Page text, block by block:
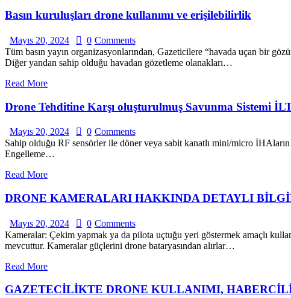
Basın kuruluşları drone kullanımı ve erişilebilirlik
Mayıs 20, 2024 0 Comments
Tüm basın yayın organizasyonlarından, Gazeticilere “havada uçan bir
Diğer yandan sahip olduğu havadan gözetleme olanakları…
Read More
Drone Tehditine Karşı oluşturulmuş Savunma Sistemi
Mayıs 20, 2024 0 Comments
Sahip olduğu RF sensörler ile döner veya sabit kanatlı mini/micro
Engelleme…
Read More
DRONE KAMERALARI HAKKINDA DETAYLI
Mayıs 20, 2024 0 Comments
Kameralar: Çekim yapmak ya da pilota uçtuğu yeri göstermek amaçlı
mevcuttur. Kameralar güçlerini drone bataryasından alırlar…
Read More
GAZETECİLİKTE DRONE KULLANIMI,